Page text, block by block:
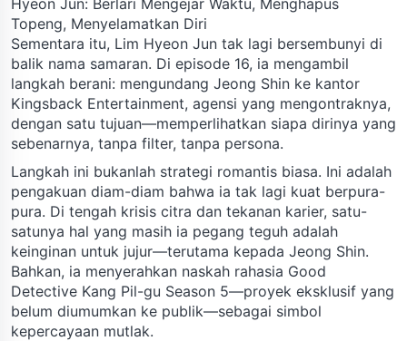
Topeng, Menyelamatkan Diri
Sementara itu, Lim Hyeon Jun tak lagi bersembunyi di
balik nama samaran. Di episode 16, ia mengambil
langkah berani: mengundang Jeong Shin ke kantor
Kingsback Entertainment, agensi yang mengontraknya,
dengan satu tujuan—memperlihatkan siapa dirinya yang
sebenarnya, tanpa filter, tanpa persona.
Langkah ini bukanlah strategi romantis biasa. Ini adalah
pengakuan diam-diam bahwa ia tak lagi kuat berpura-
pura. Di tengah krisis citra dan tekanan karier, satu-
satunya hal yang masih ia pegang teguh adalah
keinginan untuk jujur—terutama kepada Jeong Shin.
Bahkan, ia menyerahkan naskah rahasia Good
Detective Kang Pil-gu Season 5—proyek eksklusif yang
belum diumumkan ke publik—sebagai simbol
kepercayaan mutlak.